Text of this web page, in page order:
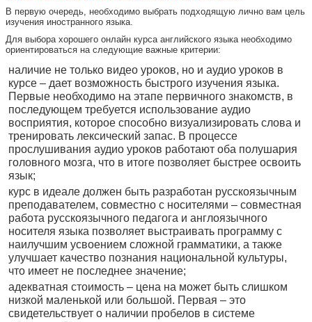
В первую очередь, необходимо выбрать подходящую лично вам цель
изучения иностранного языка.
Для выбора хорошего онлайн курса английского языка необходимо
ориентироваться на следующие важные критерии:
наличие не только видео уроков, но и аудио уроков в
курсе – дает возможность быстрого изучения языка.
Первые необходимо на этапе первичного знакомств, в
последующем требуется использование аудио
восприятия, которое способно визуализировать слова и
тренировать лексический запас. В процессе
прослушивания аудио уроков работают оба полушария
головного мозга, что в итоге позволяет быстрее освоить
язык;
курс в идеале должен быть разработан русскоязычным
преподавателем, совместно с носителями – совместная
работа русскоязычного педагога и англоязычного
носителя языка позволяет выстраивать программу с
наилучшим усвоением сложной грамматики, а также
улучшает качество познания национальной культуры,
что имеет не последнее значение;
адекватная стоимость – цена на может быть слишком
низкой маленькой или большой. Первая – это
свидетельствует о наличии пробелов в системе